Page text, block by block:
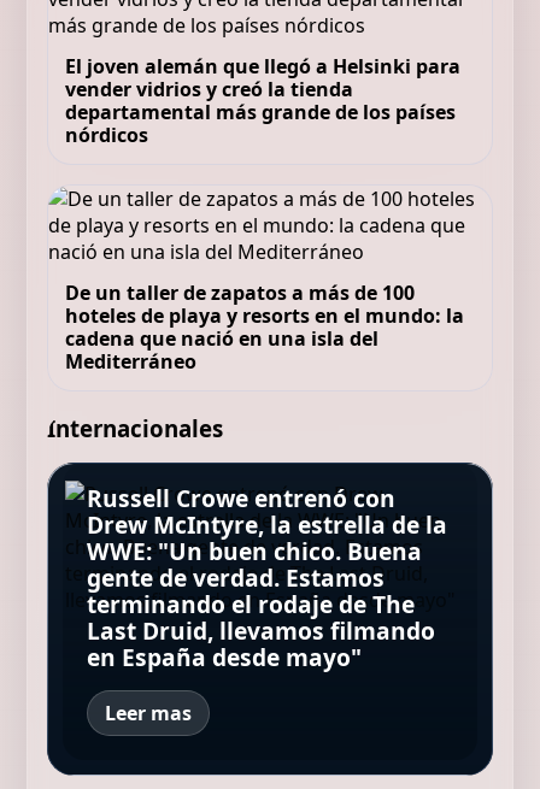
El joven alemán que llegó a Helsinki para
vender vidrios y creó la tienda
departamental más grande de los países
nórdicos
De un taller de zapatos a más de 100
hoteles de playa y resorts en el mundo: la
cadena que nació en una isla del
Mediterráneo
Internacionales
La película de Jean-Jacques
Annaud, basada en un libro
que ha vendido 3 millones de
copias y ha sido traducido a
más de 50 idiomas, está
disponible en Netflix
La Justicia condenó a dos
streamers por humillar y
maltratar a un influencer
hasta su muerte
Una mujer embarazada cayó
desde el noveno piso de un
edificio y murió, pero su bebé
sobrevivió milagrosamente:
"Es una niña feliz y sana"
Russell Crowe entrenó con
Drew McIntyre, la estrella de la
WWE: "Un buen chico. Buena
gente de verdad. Estamos
terminando el rodaje de The
Last Druid, llevamos filmando
en España desde mayo"
Leer mas
Ayrton Senna, leyenda de la
Fórmula 1: "Siempre busca
mucha fuerza, mucha
determinación y haz todo con
mucho amor"